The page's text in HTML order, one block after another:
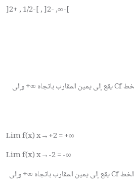
]-∞, -2[ , ]-1/2 , +2[
Cfيقع إلى يمين المقارب باتجاه+∞وإلى
Lim f(x) x→+2 = +∞
Lim f(x) x→-2 = -∞
Cfيقع إلى يمين المقارب باتجاه+∞وإلى